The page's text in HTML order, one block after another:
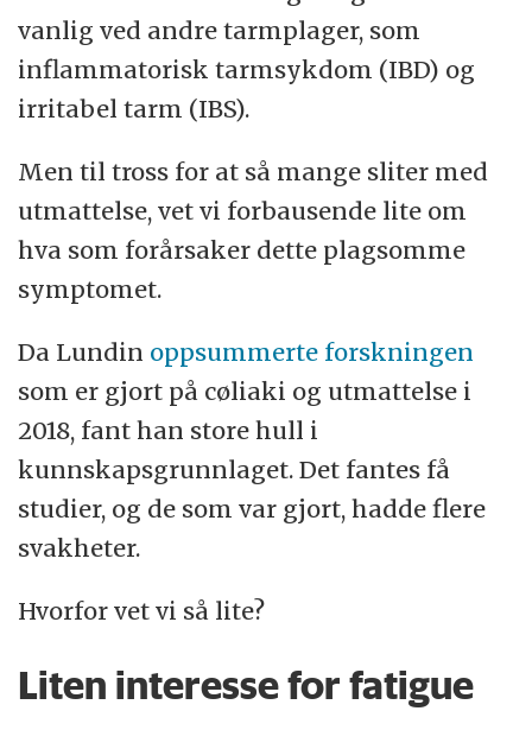
vanlig ved andre tarmplager, som
inflammatorisk tarmsykdom (IBD) og
irritabel tarm (IBS).
Men til tross for at så mange sliter med
utmattelse, vet vi forbausende lite om
hva som forårsaker dette plagsomme
symptomet.
Da Lundin oppsummerte forskningen
som er gjort på cøliaki og utmattelse i
2018, fant han store hull i
kunnskapsgrunnlaget. Det fantes få
studier, og de som var gjort, hadde flere
svakheter.
Hvorfor vet vi så lite?
Liten interesse for fatigue